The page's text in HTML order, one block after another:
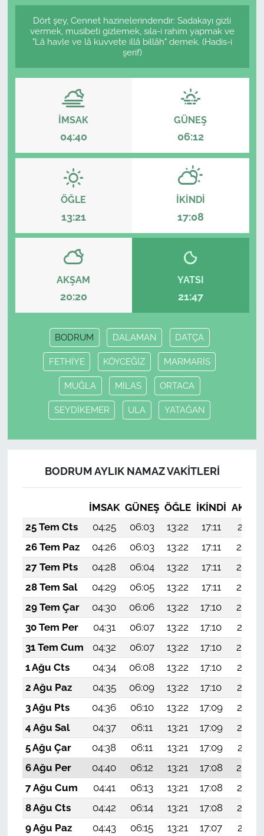
Dört şey, Cennet hazinelerindendir: Sadakayı gizli
vermek, musibeti gizlemek, sıla-i rahim yapmak ve
"Lâ havle ve lâ kuvvete illâ billâh" demek. (Hadis-i
şerif)
İMSAK
04:40
GÜNEŞ
06:12
ÖĞLE
13:21
İKINDI
17:08
AKŞAM
20:20
YATSI
21:47
BODRUM DALAMAN DATÇA
FETHİYE KÖYCEĞİZ MARMARİS
MUĞLA MİLAS ORTACA
SEYDİKEMER ULA YATAĞAN
BODRUM AYLIK NAMAZ VAKITLERI
İMSAK GÜNEŞ ÖĞLE İKINDI
25 Tem Cts
04:25 06:03 13:22 17:11
20:31
26 Tem Paz
04:26 06:03 13:22 17:11
20:30
27 Tem Pts
04:28 06:04 13:22 17:11
20:30
28 Tem Sal
04:29 06:05 13:22 17:11
20:29
29 Tem Çar
04:30 06:06 13:22 17:10
20:28
30 Tem Per
04:31 06:07 13:22 17:10
20:27
31 Tem Cum
04:32 06:07 13:22 17:10
20:26
1 Ağu Cts
04:34 06:08 13:22 17:10
20:25
2 Ağu Paz
04:35 06:09 13:22 17:10
20:24
3 Ağu Pts
04:36 06:10 13:22 17:09
20:23
4 Ağu Sal
04:37 06:11 13:21 17:09
20:22
5 Ağu Çar
04:38 06:11 13:21 17:09
20:21
6 Ağu Per
04:40 06:12 13:21 17:08
20:20
7 Ağu Cum
04:41 06:13 13:21 17:08
20:19
8 Ağu Cts
04:42 06:14 13:21 17:08
20:18
9 Ağu Paz
04:43 06:15 13:21 17:07
20:17